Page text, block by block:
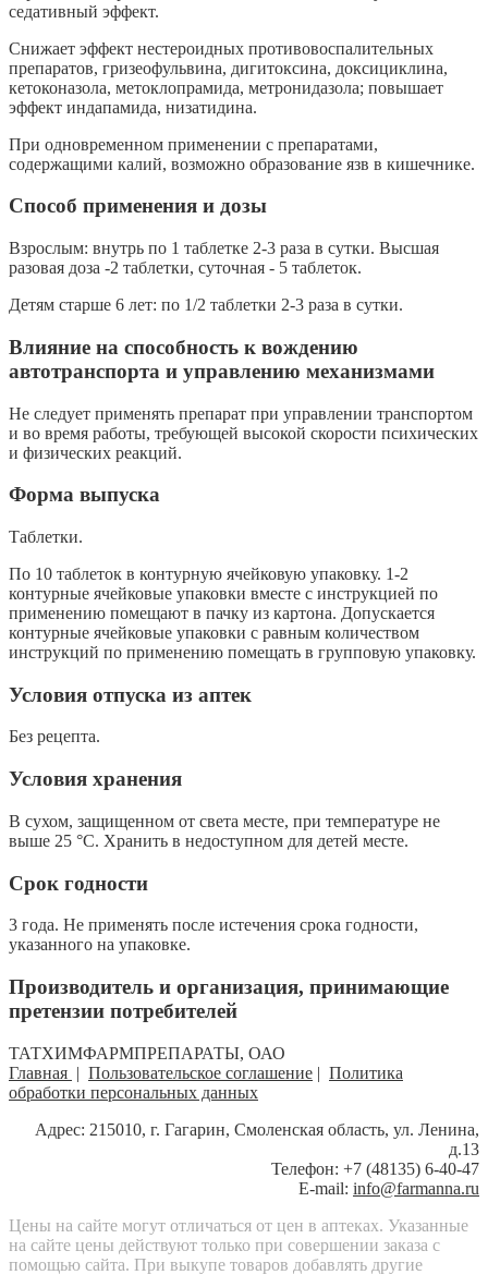
седативный эффект.
Снижает эффект нестероидных противовоспалительных
препаратов, гризеофульвина, дигитоксина, доксициклина,
кетоконазола, метоклопрамида, метронидазола; повышает
эффект индапамида, низатидина.
При одновременном применении с препаратами,
содержащими калий, возможно образование язв в кишечнике.
Способ применения и дозы
Взрослым: внутрь по 1 таблетке 2-3 раза в сутки. Высшая
разовая доза -2 таблетки, суточная - 5 таблеток.
Детям старше 6 лет: по 1/2 таблетки 2-3 раза в сутки.
Влияние на способность к вождению
автотранспорта и управлению механизмами
Не следует применять препарат при управлении транспортом
и во время работы, требующей высокой скорости психических
и физических реакций.
Форма выпуска
Таблетки.
По 10 таблеток в контурную ячейковую упаковку. 1-2
контурные ячейковые упаковки вместе с инструкцией по
применению помещают в пачку из карто­на. Допускается
контурные ячейковые упаковки с равным количеством
инструкций по применению помещать в групповую упаковку.
Условия отпуска из аптек
Без рецепта.
Условия хранения
В сухом, защищенном от света месте, при температуре не
выше 25 °С. Хранить в недоступном для детей месте.
Срок годности
3 года. Не применять после истечения срока годности,
указанного на упаковке.
Производитель и организация, принимающие
претензии потребителей
ТАТХИМФАРМПРЕПАРАТЫ, ОАО
Главная | Пользовательское соглашение | Политика
обработки персональных данных
Адрес: 215010, г. Гагарин, Смоленская область, ул. Ленина,
д.13
Телефон: +7 (48135) 6-40-47
E-mail: info@farmanna.ru
Цены на сайте могут отличаться от цен в аптеках. Указанные
на сайте цены действуют только при совершении заказа с
помощью сайта. При выкупе товаров добавлять другие